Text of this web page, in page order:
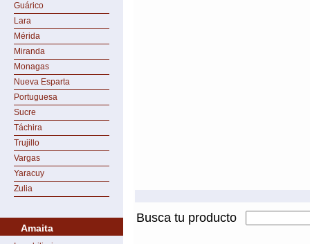
Guárico
Lara
Mérida
Miranda
Monagas
Nueva Esparta
Portuguesa
Sucre
Táchira
Trujillo
Vargas
Yaracuy
Zulia
Amaita
Busca tu producto